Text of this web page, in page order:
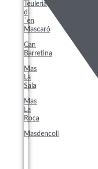
Teuleria
d
´en
Mascaró
Can
Barretina
Mas
La
Sala
Mas
La
Roca
Masdencoll